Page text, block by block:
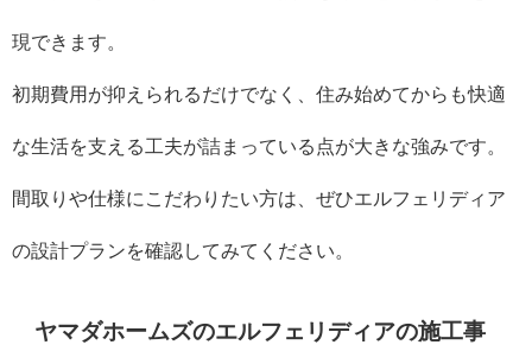
現できます。
初期費用が抑えられるだけでなく、住み始めてからも快適
な生活を支える工夫が詰まっている点が大きな強みです。
間取りや仕様にこだわりたい方は、ぜひエルフェリディア
の設計プランを確認してみてください。
ヤマダホームズのエルフェリディアの施工事